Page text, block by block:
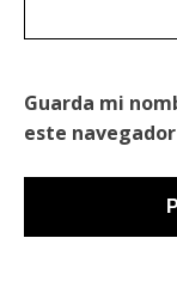
Guarda mi
este